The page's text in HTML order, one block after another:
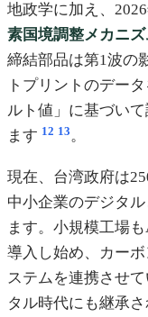
地政学に加え、
素国境調整メカニ
締結部品は第1波の
トプリントのデー
ルト値」に基づい
ます 12 13。
現在、台湾政府は
中小企業のデジタ
ます。小規模工場
導入し始め、カー
ステムを連携させ
タル時代にも継承